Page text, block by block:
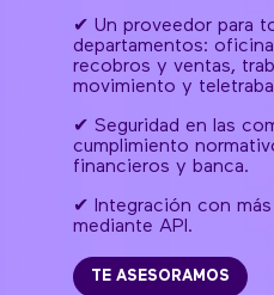
✔ Un proveedor para
departamentos:
recobros y ventas,
movimiento y
✔ Seguridad en las
cumplimiento
financieros y banca.
✔ Integración con
mediante API.
TE ASESORAMOS